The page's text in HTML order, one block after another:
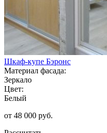
Шкаф-купе Бэронс
Материал фасада:
Зеркало
Цвет:
Белый
от 48 000 руб.